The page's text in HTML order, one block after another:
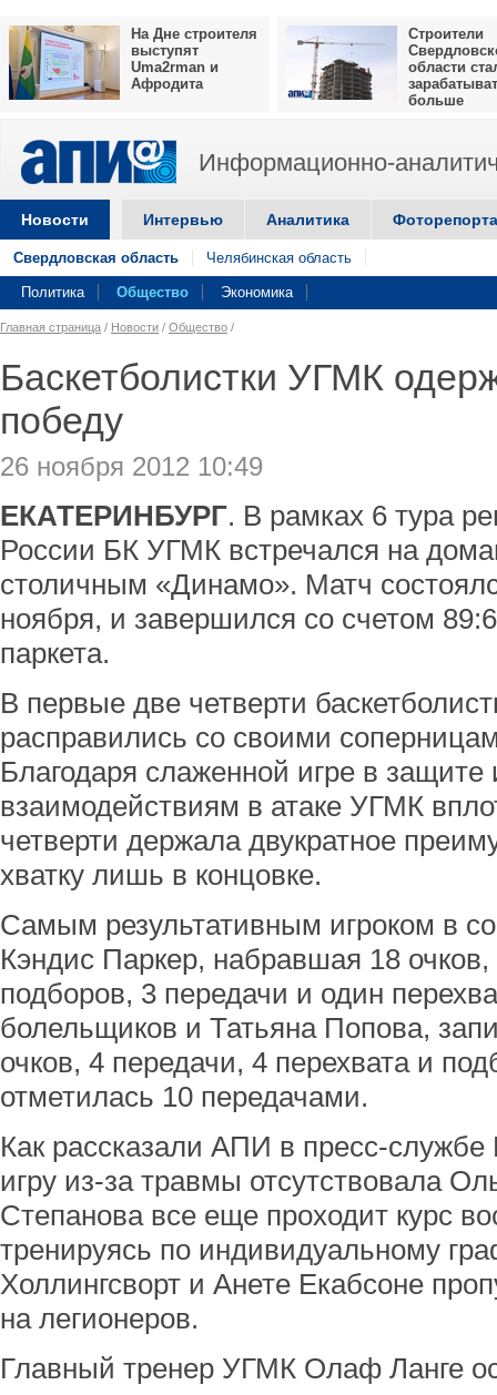
На Дне строителя
выступят
Uma2rman и
Афродита
Строители
области
больше
Информационно-
Новости Интервью Аналитика
Свердловская область Челябинская область
Политика Общество Экономика
Главная страница / Новости / Общество /
Баскетболистки УГМК
победу
26 ноября 2012 10:49
ЕКАТЕРИНБУРГ. В рамках 6 тура
России БК УГМК встречался на
столичным «Динамо». Матч
ноября, и завершился со счетом
паркета.
В первые две четверти
расправились со своими
Благодаря слаженной игре в
взаимодействиям в атаке УГМК
четверти держала двукратное
хватку лишь в концовке.
Самым результативным игроком в
Кэндис Паркер, набравшая 18
подборов, 3 передачи и один
болельщиков и Татьяна Попова,
очков, 4 передачи, 4 перехвата и
отметилась 10 передачами.
Как рассказали АПИ в пресс-
игру из-за травмы отсутствовала
Степанова все еще проходит курс
тренируясь по индивидуальному
Холлингсворт и Анете Екабсоне
на легионеров.
Главный тренер УГМК Олаф Ланге